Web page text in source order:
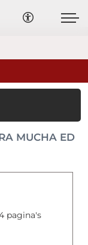
MUCHA ED
pagina's